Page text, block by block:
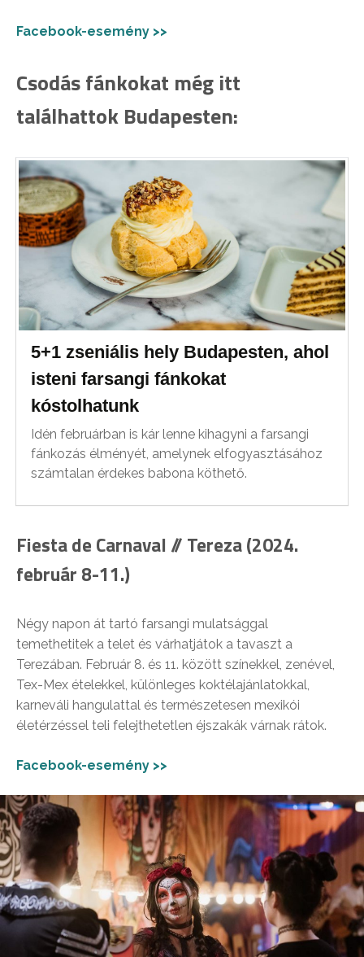
Facebook-esemény >>
Csodás fánkokat még itt
találhattok Budapesten:
5+1 zseniális hely Budapesten, ahol
isteni farsangi fánkokat
kóstolhatunk
Idén februárban is kár lenne kihagyni a farsangi
fánkozás élményét, amelynek elfogyasztásához
számtalan érdekes babona köthető.
Fiesta de Carnaval // Tereza (2024.
február 8-11.)
Négy napon át tartó farsangi mulatsággal
temethetitek a telet és várhatjátok a tavaszt a
Terezában. Február 8. és 11. között színekkel, zenével,
Tex-Mex ételekkel, különleges koktélajánlatokkal,
karneváli hangulattal és természetesen mexikói
életérzéssel teli felejthetetlen éjszakák várnak rátok.
Facebook-esemény >>